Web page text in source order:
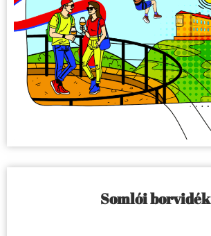
Somlói borvidék